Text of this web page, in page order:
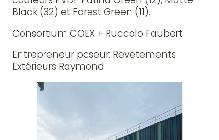
Black (32) et Forest Green (11).
Consortium COEX + Ruccolo Faubert
Entrepreneur poseur: Revêtements
Extérieurs Raymond